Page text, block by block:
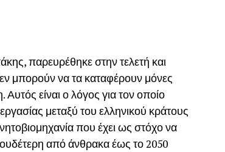
παρευρέθηκε στην τελετή και
μπορούν να τα καταφέρουν μόνες
είναι ο λόγος για τον οποίο
μεταξύ του ελληνικού κράτους
που έχει ως στόχο να
από άνθρακα έως το 2050